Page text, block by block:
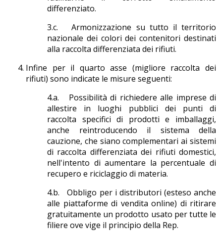
differenziato.
3.c. Armonizzazione su tutto il territorio
nazionale dei colori dei contenitori destinati
alla raccolta differenziata dei rifiuti.
Infine per il quarto asse (migliore raccolta dei
rifiuti) sono indicate le misure seguenti:
4.a. Possibilità di richiedere alle imprese di
allestire in luoghi pubblici dei punti di
raccolta specifici di prodotti e imballaggi,
anche reintroducendo il sistema della
cauzione, che siano complementari ai sistemi
di raccolta differenziata dei rifiuti domestici,
nell'intento di aumentare la percentuale di
recupero e riciclaggio di materia.
4.b. Obbligo per i distributori (esteso anche
alle piattaforme di vendita online) di ritirare
gratuitamente un prodotto usato per tutte le
filiere ove vige il principio della Rep.